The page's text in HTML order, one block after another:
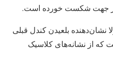
در جهت شکست‌ خورده است.
نشان‌دهنده بلعیدن کندل قبلی
که از نشانه‌های کلاسیک